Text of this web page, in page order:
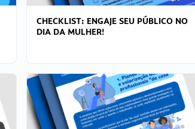
CHECKLIST: ENGAJE SEU PÚBLICO NO
DIA DA MULHER!